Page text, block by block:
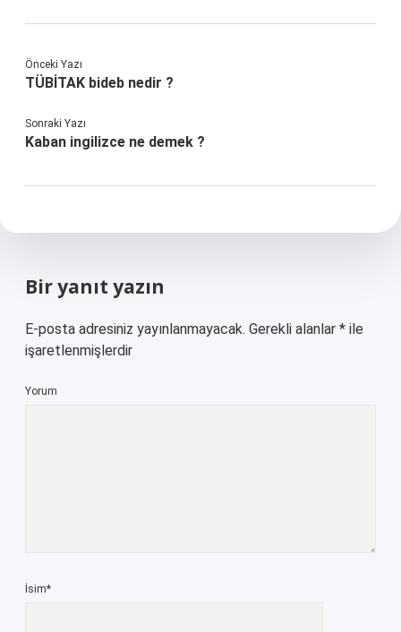
Önceki Yazı
TÜBİTAK bideb nedir ?
Sonraki Yazı
Kaban ingilizce ne demek ?
Bir yanıt yazın
E-posta adresiniz yayınlanmayacak. Gerekli alanlar * ile
işaretlenmişlerdir
Yorum
İsim*